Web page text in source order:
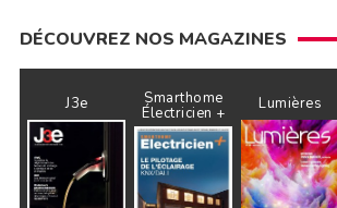
DÉCOUVREZ NOS MAGAZINES
J3e Smarthome
Électricien + Lumières